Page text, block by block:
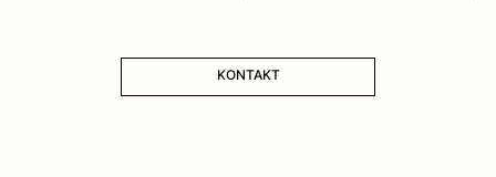
KONTAKT